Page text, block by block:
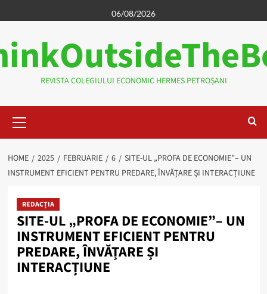
to
06/08/2026
REVISTA COLEGIULUI ECONOMIC HERMES PETROȘANI
Menu
HOME 2025 FEBRUARIE 6
SITE-UL „PROFA DE ECONOMIE”– UN
INSTRUMENT EFICIENT PENTRU PREDARE, ÎNVĂȚARE ȘI INTERACȚIUNE
REDACȚIA
SITE-UL „PROFA DE ECONOMIE”– UN
INSTRUMENT EFICIENT PENTRU
PREDARE, ÎNVĂȚARE ȘI
INTERACȚIUNE